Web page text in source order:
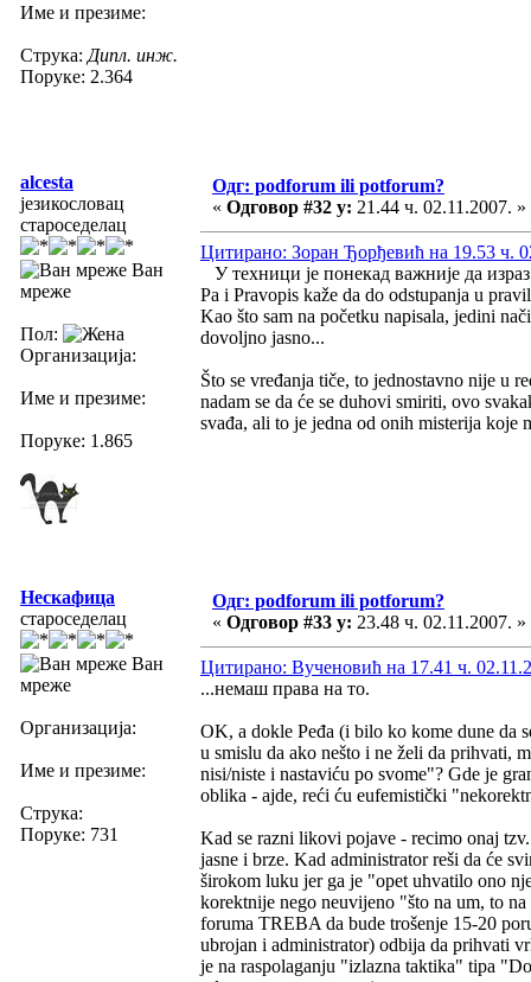
Име и презиме:
Струка: Дипл. инж.
Поруке: 2.364
alcesta
језикословац
староседелац
Ван
мреже
Пол:
Организација:
Име и презиме:
Поруке: 1.865
Одг: podforum ili potforum?
« Одговор #32 у: 21.44 ч. 02.11.2007. »
Цитирано: Зоран Ђорђевић на 19.53 ч.
У техници је понекад важније да
Pa i Pravopis kaže da do odstupanja u
Kao što sam na početku napisala, jedini
dovoljno jasno...
Što se vređanja tiče, to jednostavno nije u
nadam se da će se duhovi smiriti, ovo
svađa, ali to je jedna od onih misterija koje
Нескафица
староседелац
Ван
мреже
Организација:
Име и презиме:
Струка:
Поруке: 731
Одг: podforum ili potforum?
« Одговор #33 у: 23.48 ч. 02.11.2007. »
Цитирано: Вученовић на 17.41 ч.
...немаш права на то.
OK, a dokle Peđa (i bilo ko kome dune da
u smislu da ako nešto i ne želi da prihvati,
nisi/niste i nastaviću po svome"? Gde je
oblika - ajde, reći ću eufemistički
Kad se razni likovi pojave - recimo onaj
jasne i brze. Kad administrator reši da će
širokom luku jer ga je "opet uhvatilo ono
korektnije nego neuvijeno "što na um, to
foruma TREBA da bude trošenje 15-20
ubrojan i administrator) odbija da prihvati
je na raspolaganju "izlazna taktika" tipa